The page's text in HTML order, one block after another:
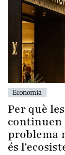
Economia
Per què
problema
és